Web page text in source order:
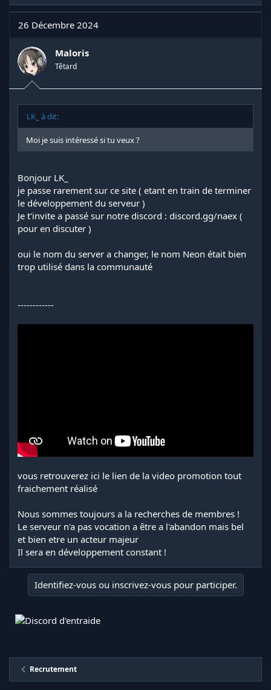
26 Décembre 2024
Maloris
Têtard
LK_ à dit:
Moi je suis intéressé si tu veux ?
Bonjour LK_
je passe rarement sur ce site ( etant en train de terminer
le développement du serveur )
Je t'invite a passé sur notre discord : discord.gg/naex (
pour en discuter )
oui le nom du server a changer, le nom Neon était bien
trop utilisé dans la communauté
------------
vous retrouverez ici le lien de la video promotion tout
fraichement réalisé
Nous sommes toujours a la recherches de membres !
Le serveur n'a pas vocation a être a l'abandon mais bel
et bien etre un acteur majeur
Il sera en développement constant !
Identifiez-vous ou inscrivez-vous pour participer.
Recrutement